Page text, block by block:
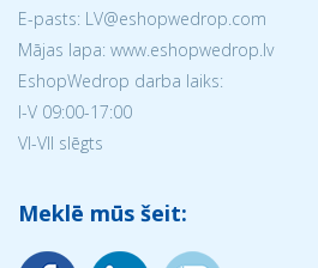
E-pasts: LV@eshopwedrop.com
Mājas lapa: www.eshopwedrop.lv
EshopWedrop darba laiks:
I-V 09:00-17:00
VI-VII slēgts
Meklē mūs šeit: